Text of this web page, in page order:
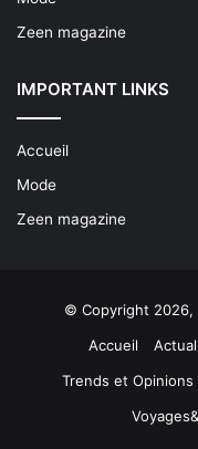
Zeen magazine
IMPORTANT LINKS
Accueil
Mode
Zeen magazine
© Copyright 2026,
Accueil
Trends et Opinions